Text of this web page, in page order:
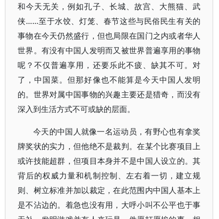
和今天无关，例如孔子、长城、故宫、大熊猫、武
侠……至于水饺、灯笼、春节这些与民俗民生有关的
事物在今天仍然盛行，但也局限在国门之内或者华人
世界。有没有中国人发明而又被世界普遍享用的事物
呢？不仅普遍享用，还要乐此不疲、缺其不可。对
了，中国菜。但那好像也不能算是今天中国人发明
的。世界对属中国事物的兴趣主要还是猎奇，而没有
深入到生活方式不可或缺的层面。
今天的中国人就像一名运动员，有野心也有拿奖
牌奖状的实力，但他绝不是裁判。在某个比赛项目上
或许技能超群，但项目本身并不是中国人设立的。其
背后的权威力量和机制控制、左右着一切，建立规
则、树立标准并加以裁定，在此范围内中国人基本上
是不沾边的。着急也没有用，大呼小叫不公平也于事